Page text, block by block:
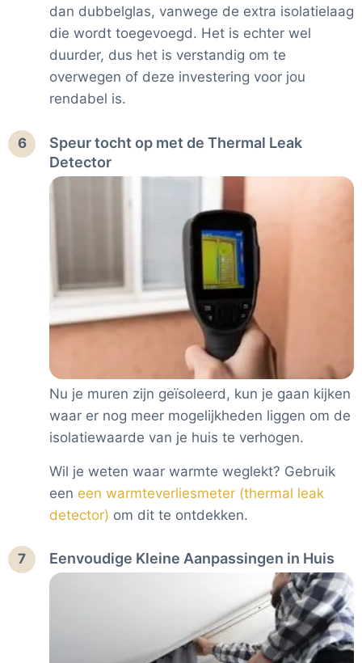
dan dubbelglas, vanwege de extra isolatielaag
die wordt toegevoegd. Het is echter wel
duurder, dus het is verstandig om te
overwegen of deze investering voor jou
rendabel is.
6
Speur tocht op met de Thermal Leak
Detector
Nu je muren zijn geïsoleerd, kun je gaan kijken
waar er nog meer mogelijkheden liggen om de
isolatiewaarde van je huis te verhogen.
Wil je weten waar warmte weglekt? Gebruik
een een warmteverliesmeter (thermal leak
detector) om dit te ontdekken.
7 Eenvoudige Kleine Aanpassingen in Huis